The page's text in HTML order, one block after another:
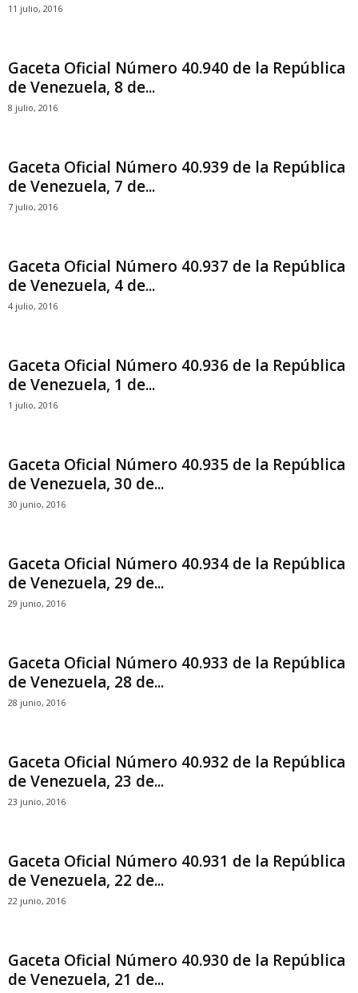
11 julio, 2016
Gaceta Oficial Número 40.940 de la República
de Venezuela, 8 de...
8 julio, 2016
Gaceta Oficial Número 40.939 de la República
de Venezuela, 7 de...
7 julio, 2016
Gaceta Oficial Número 40.937 de la República
de Venezuela, 4 de...
4 julio, 2016
Gaceta Oficial Número 40.936 de la República
de Venezuela, 1 de...
1 julio, 2016
Gaceta Oficial Número 40.935 de la República
de Venezuela, 30 de...
30 junio, 2016
Gaceta Oficial Número 40.934 de la República
de Venezuela, 29 de...
29 junio, 2016
Gaceta Oficial Número 40.933 de la República
de Venezuela, 28 de...
28 junio, 2016
Gaceta Oficial Número 40.932 de la República
de Venezuela, 23 de...
23 junio, 2016
Gaceta Oficial Número 40.931 de la República
de Venezuela, 22 de...
22 junio, 2016
Gaceta Oficial Número 40.930 de la República
de Venezuela, 21 de...